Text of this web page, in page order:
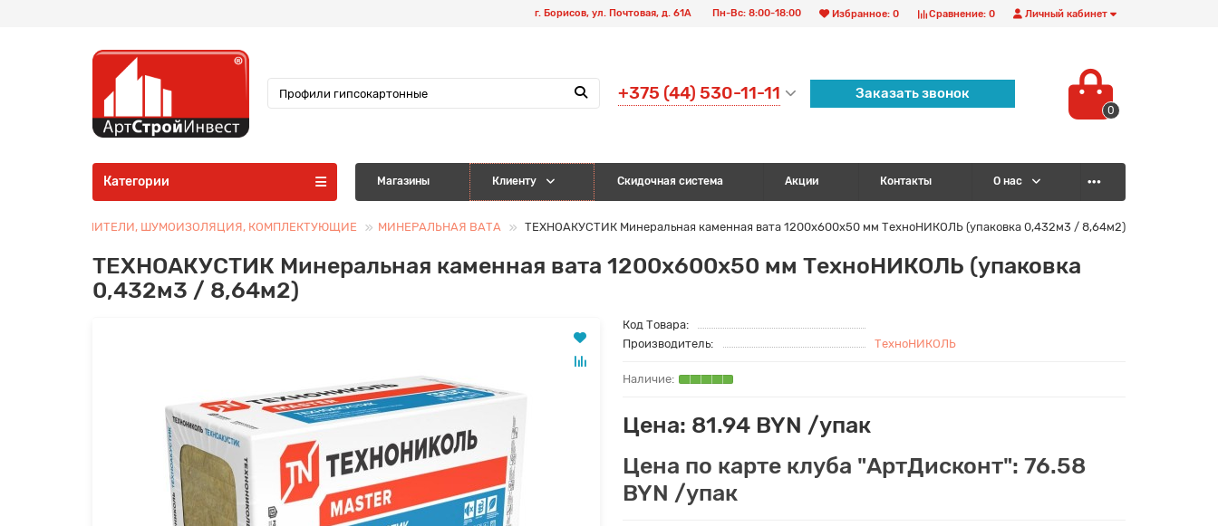
Личный кабинет
Сравнение: 0
Избранное: 0
г. Борисов, ул. Почтовая, д. 61А Пн-Вс: 8:00-18:00
+375 (44) 530-11-11 Заказать звонок
0
Категории Магазины Клиенту Скидочная система Акции Контакты О нас
УТЕПЛИТЕЛИ, ШУМОИЗОЛЯЦИЯ, КОМПЛЕКТУЮЩИЕ МИНЕРАЛЬНАЯ ВАТА ТЕХНОАКУСТИК Минеральная каменная вата 1200x600x50 мм ТехноНИКОЛЬ (упаковка 0,432м3 / 8,64м2)
ТЕХНОАКУСТИК Минеральная каменная вата 1200x600x50 мм ТехноНИКОЛЬ (упаковка
0,432м3 / 8,64м2)
Код Товара:
Производитель:
ТехноНИКОЛЬ
Цена: 81.94 BYN /упак
Цена по карте клуба "АртДисконт": 76.58
BYN /упак